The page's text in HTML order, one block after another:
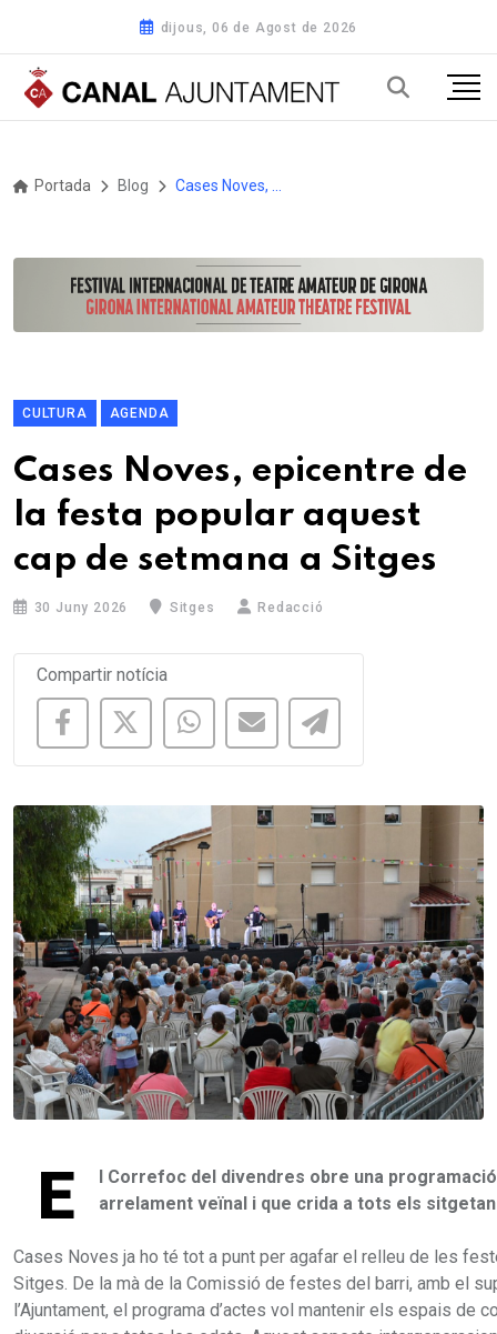
dijous, 06 de Agost de 2026
Portada Blog
CULTURA AGENDA
Cases Noves, epicentre de
la festa popular aquest
cap de setmana a Sitges
30 Juny 2026 Sitges Redacció
Compartir notícia
E
l Correfoc del divendres obre una
arrelament veïnal i que crida a tots els
Cases Noves ja ho té tot a punt per agafar el relleu de les
Sitges. De la mà de la Comissió de festes del barri, amb el
l’Ajuntament, el programa d’actes vol mantenir els espais de